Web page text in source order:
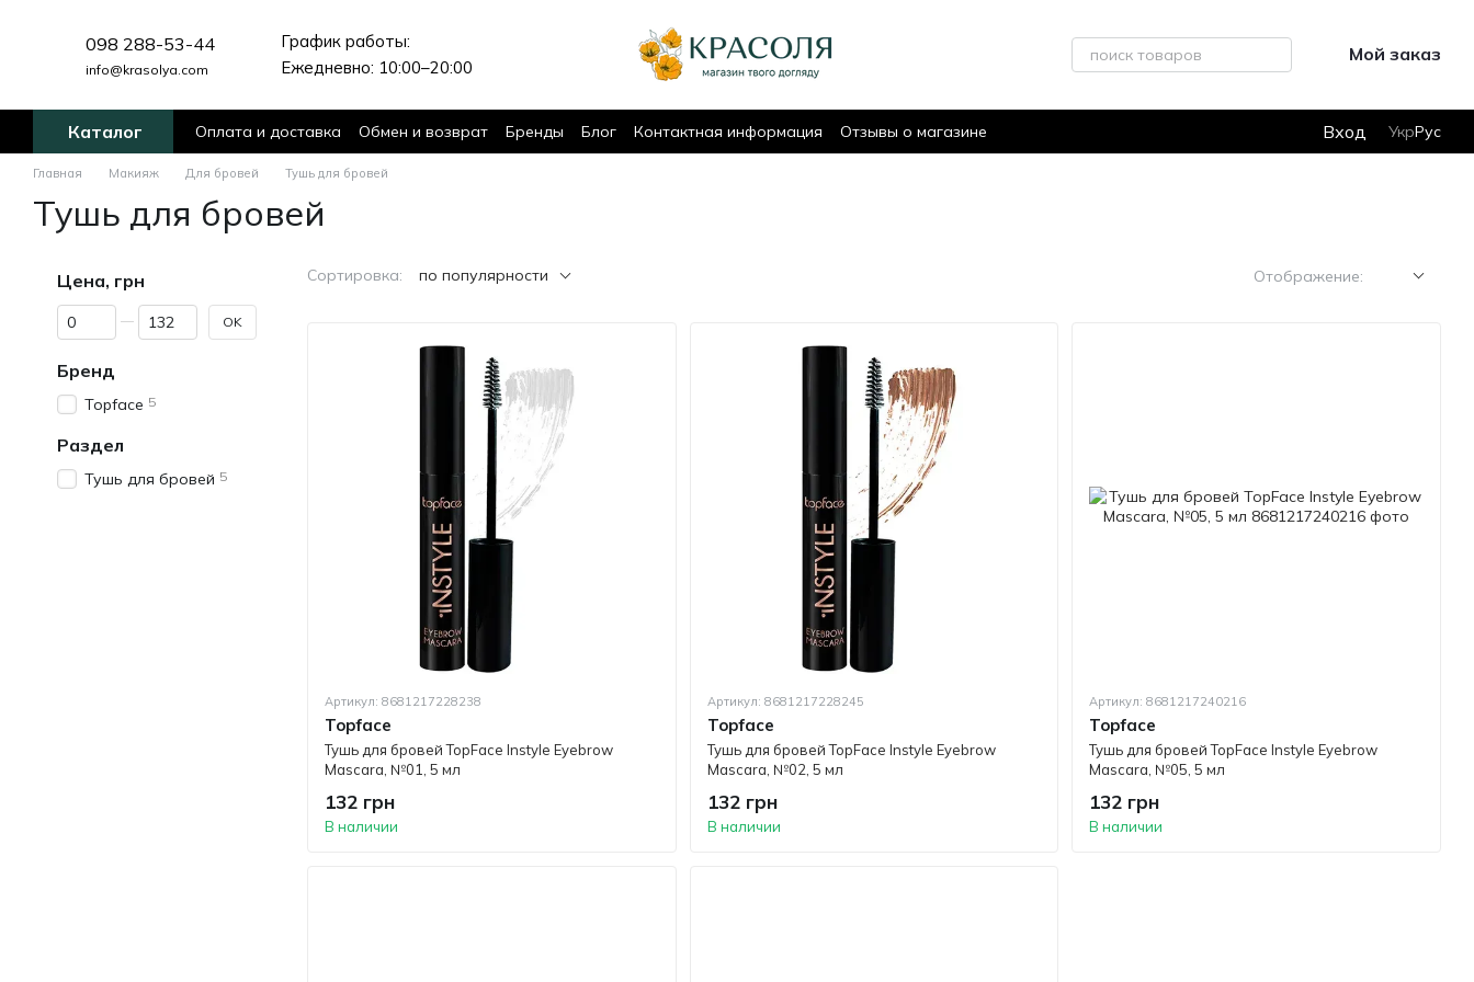
098 288-53-44
info@krasolya.com
График работы:
Ежедневно: 10:00–20:00
Мой заказ
Каталог Оплата и доставка Обмен и возврат Бренды Блог Контактная информация Отзывы о магазине Вход УкрРус
Главная Макияж Для бровей Тушь для бровей
Тушь для бровей
Сортировка: по популярности Отображение:
Артикул: 8681217228238
Topface
Тушь для бровей TopFace Instyle Eyebrow
Mascara, №01, 5 мл
132 грн
В наличии
Артикул: 8681217228245
Topface
Тушь для бровей TopFace Instyle Eyebrow
Mascara, №02, 5 мл
132 грн
В наличии
Артикул: 8681217240216
Topface
Тушь для бровей TopFace Instyle Eyebrow
Mascara, №05, 5 мл
132 грн
В наличии
Цена, грн
От Цена, грн
До Цена, грн OK
Бренд
Topface 5
Раздел
Тушь для бровей 5